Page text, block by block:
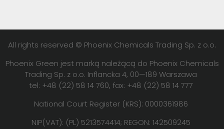
All rights reserved © Phoenix Chemicals Trading Sp. z o.o.
Phoenix Green jest marką należącą do Phoenix Chemicals
Trading Sp. z o.o. Inflancka 4, 00—189 Warszawa
tel: +48 (22) 58 14 760, fax: +48 (22) 58 14 777
National Court Register (KRS): 0000361986
NIP(VAT): (PL) 5213574414; REGON: 142509245